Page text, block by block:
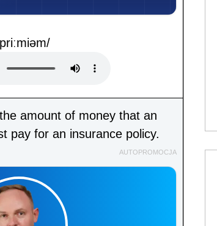
amount of money that an
pay for an insurance policy.
AUTOPROMOCJA